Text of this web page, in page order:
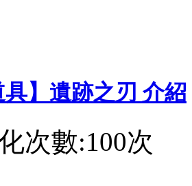
具】遺跡之刃 介紹
次數:100次